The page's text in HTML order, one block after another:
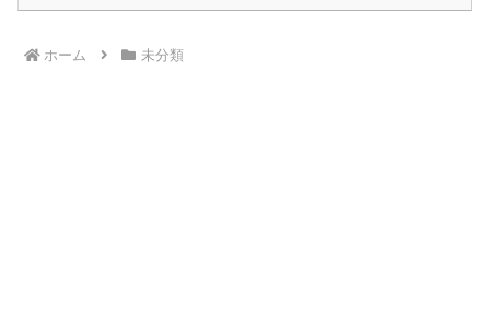
ホーム 未分類